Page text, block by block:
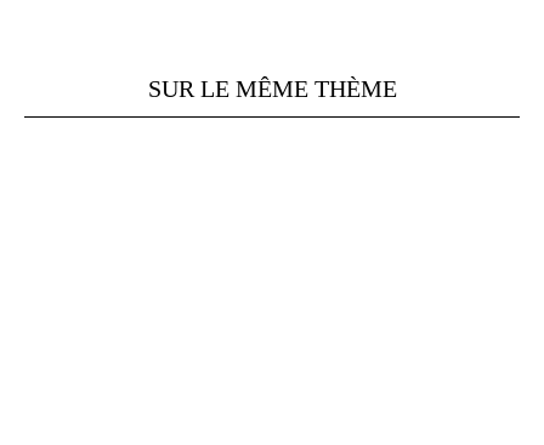
SUR LE MÊME THÈME